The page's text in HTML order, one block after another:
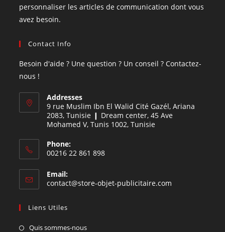
personnaliser les articles de communication dont vous
avez besoin.
Contact Info
Besoin d'aide ? Une question ? Un conseil ? Contactez-
nous !
Addresses
9 rue Muslim Ibn El Walid Cité Gazél, Ariana
2083, Tunisie ❙ Dream center, 45 Ave
Mohamed V, Tunis 1002, Tunisie
Phone:
00216 22 861 898
Email:
contact@store-objet-publicitaire.com
Liens Utiles
Quis sommes-nous